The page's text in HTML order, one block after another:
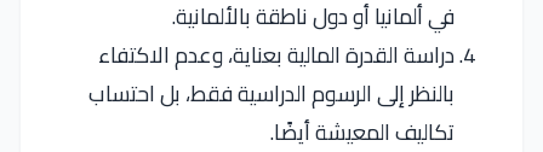
في ألمانيا أو دول ناطقة بالألمانية.
دراسة القدرة المالية بعناية، وعدم الاكتفاء
بالنظر إلى الرسوم الدراسية فقط، بل احتساب
تكاليف المعيشة أيضًا.